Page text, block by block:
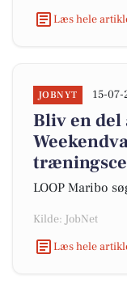
Læs hele
JOBNYT 15-
Bliv en del
LOOP Maribo
Kilde: JobNet
Læs hele